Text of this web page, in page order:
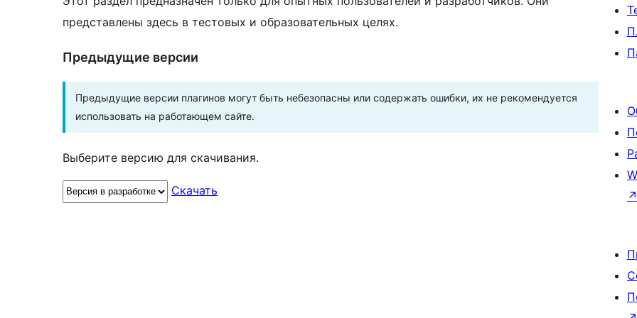
представлены здесь в тестовых и образовательных целях.
Предыдущие версии
Предыдущие версии плагинов могут быть небезопасны или содержать ошибки, их не рекомендуется
использовать на работающем сайте.
Выберите версию для скачивания.
Скачать
↗